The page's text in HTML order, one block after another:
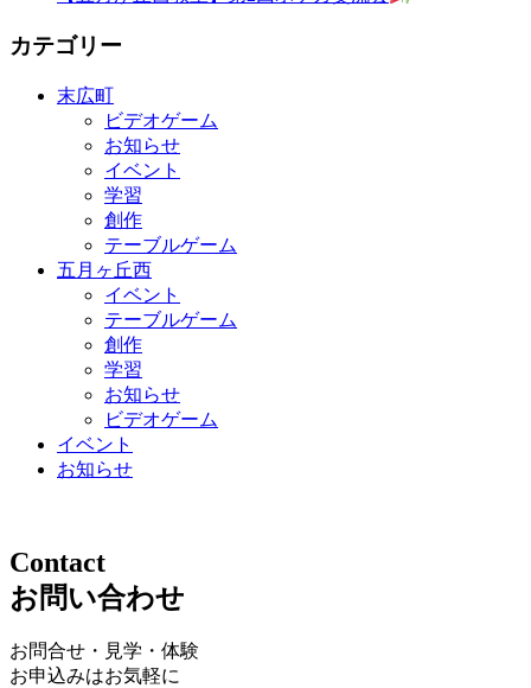
カテゴリー
末広町
ビデオゲーム
お知らせ
イベント
学習
創作
テーブルゲーム
五月ヶ丘西
イベント
テーブルゲーム
創作
学習
お知らせ
ビデオゲーム
イベント
お知らせ
Contact
お問い合わせ
お問合せ・見学・体験
お申込みはお気軽に